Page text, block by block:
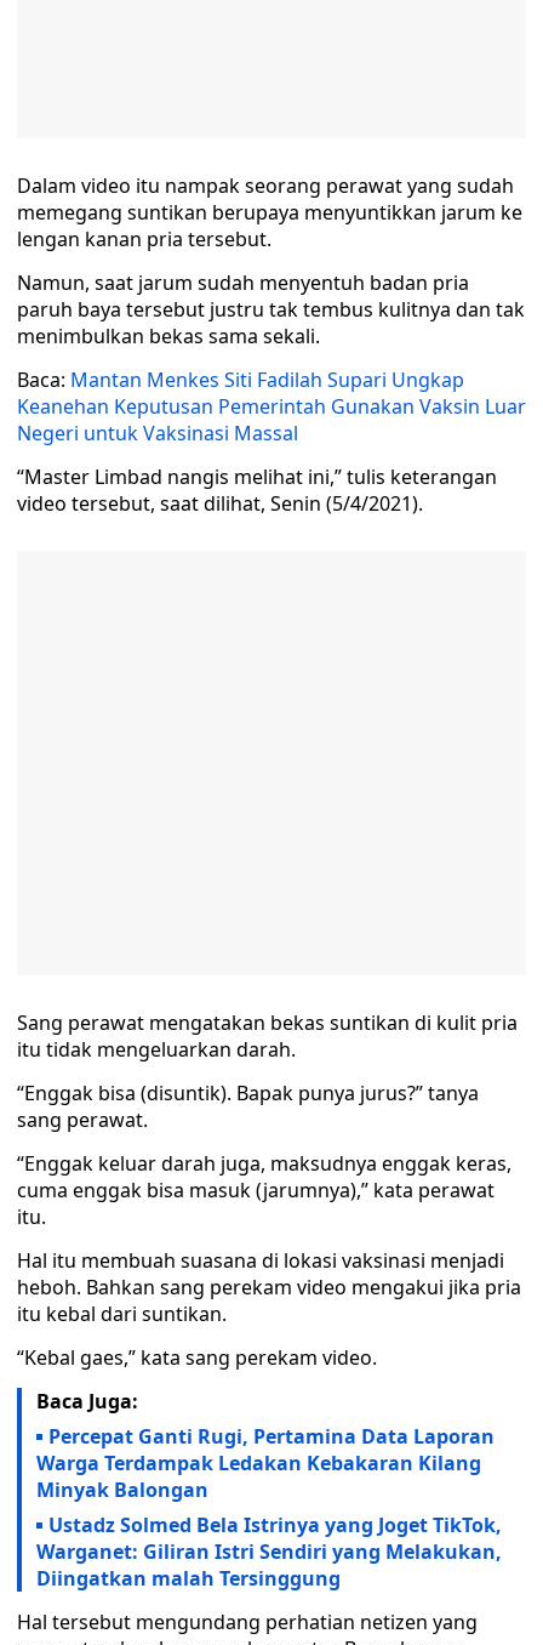
Dalam video itu nampak seorang perawat yang sudah
memegang suntikan berupaya menyuntikkan jarum ke
lengan kanan pria tersebut.
Namun, saat jarum sudah menyentuh badan pria
paruh baya tersebut justru tak tembus kulitnya dan tak
menimbulkan bekas sama sekali.
Baca: Mantan Menkes Siti Fadilah Supari Ungkap
Keanehan Keputusan Pemerintah Gunakan Vaksin Luar
Negeri untuk Vaksinasi Massal
“Master Limbad nangis melihat ini,” tulis keterangan
video tersebut, saat dilihat, Senin (5/4/2021).
Sang perawat mengatakan bekas suntikan di kulit pria
itu tidak mengeluarkan darah.
“Enggak bisa (disuntik). Bapak punya jurus?” tanya
sang perawat.
“Enggak keluar darah juga, maksudnya enggak keras,
cuma enggak bisa masuk (jarumnya),” kata perawat
itu.
Hal itu membuah suasana di lokasi vaksinasi menjadi
heboh. Bahkan sang perekam video mengakui jika pria
itu kebal dari suntikan.
“Kebal gaes,” kata sang perekam video.
Baca Juga:
Percepat Ganti Rugi, Pertamina Data Laporan
Warga Terdampak Ledakan Kebakaran Kilang
Minyak Balongan
Ustadz Solmed Bela Istrinya yang Joget TikTok,
Warganet: Giliran Istri Sendiri yang Melakukan,
Diingatkan malah Tersinggung
Hal tersebut mengundang perhatian netizen yang